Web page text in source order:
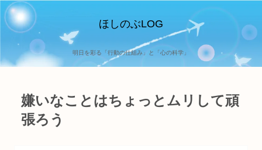
ほしのぶLOG
明日を彩る「行動の仕組み」と「心の科学」
嫌いなことはちょっとムリして頑
張ろう